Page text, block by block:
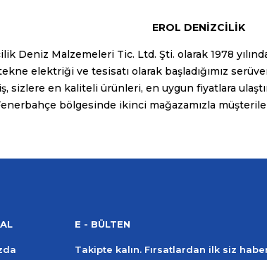
EROL DENİZCİLİK
Deniz Malzemeleri Tic. Ltd. Şti. olarak 1978
elektriği ve tesisatı olarak başladığımız
sizlere en kaliteli ürünleri, en uygun fiyatlara
bölgesinde ikinci mağazamızla
E - BÜLTEN
Takipte kalın. Fırsatlardan ilk siz